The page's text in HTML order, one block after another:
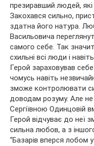
презиравший людей, які
Закохався сильно,
здатна його натура.
Васильовича
самого себе. Так
схильні всі люди і
Герой зараховував
чомусь навіть
зможе контролювати
доводам розуму. Але
Сергіївною Одинцовій
Герой відчуває до неї
сильна любов, а з
“Базарів вперся лобом